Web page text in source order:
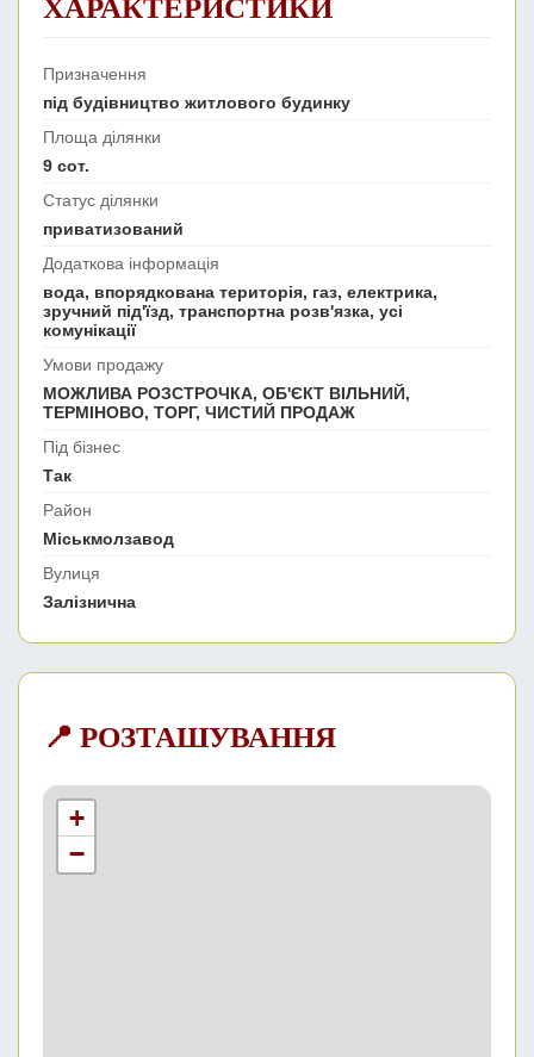
ХАРАКТЕРИСТИКИ
Призначення
під будівництво житлового будинку
Площа ділянки
9 сот.
Статус ділянки
приватизований
Додаткова інформація
вода, впорядкована територія, газ, електрика,
зручний під'їзд, транспортна розв'язка, усі
комунікації
Умови продажу
МОЖЛИВА РОЗСТРОЧКА, ОБ'ЄКТ ВІЛЬНИЙ,
ТЕРМІНОВО, ТОРГ, ЧИСТИЙ ПРОДАЖ
Під бізнес
Так
Район
Міськмолзавод
Вулиця
Залізнична
📍 РОЗТАШУВАННЯ
+
−